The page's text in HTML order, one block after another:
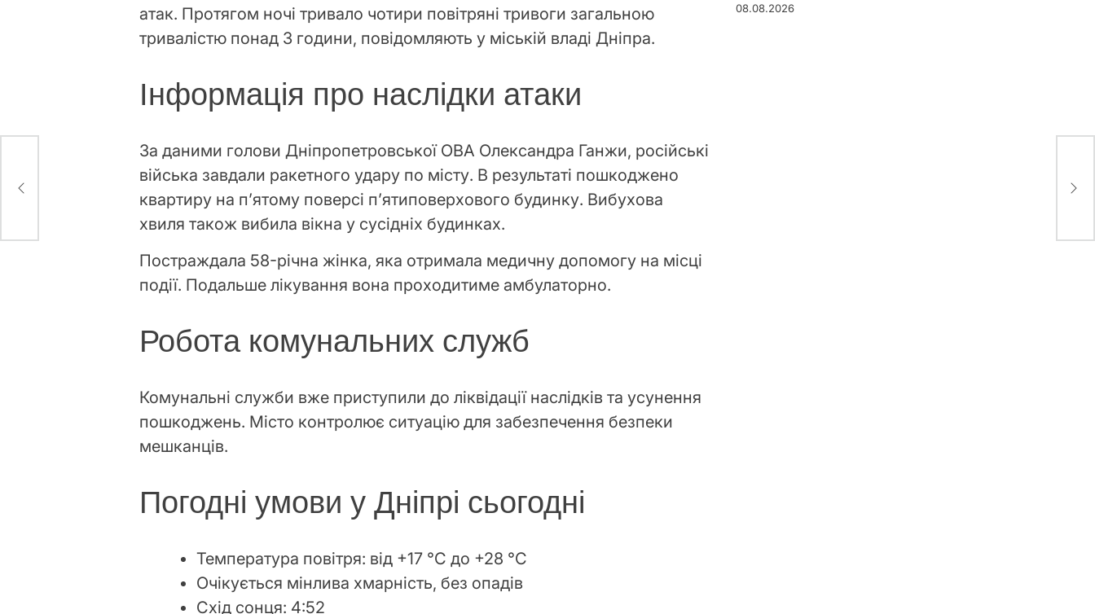
атак. Протягом ночі тривало чотири повітряні тривоги загальною
тривалістю понад 3 години, повідомляють у міській владі Дніпра.
Інформація про наслідки атаки
За даними голови Дніпропетровської ОВА Олександра Ганжи, російські
війська завдали ракетного удару по місту. В результаті пошкоджено
квартиру на п’ятому поверсі п’ятиповерхового будинку. Вибухова
хвиля також вибила вікна у сусідніх будинках.
Постраждала 58-річна жінка, яка отримала медичну допомогу на місці
події. Подальше лікування вона проходитиме амбулаторно.
Робота комунальних служб
Комунальні служби вже приступили до ліквідації наслідків та усунення
пошкоджень. Місто контролює ситуацію для забезпечення безпеки
мешканців.
Погодні умови у Дніпрі сьогодні
Температура повітря: від +17 °С до +28 °С
Очікується мінлива хмарність, без опадів
Схід сонця: 4:52
4
08.08.2026